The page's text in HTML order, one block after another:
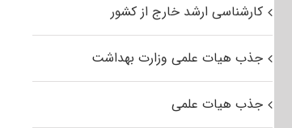
کارشناسی ارشد خارج از کشور
جذب هیات علمی وزارت بهداشت
جذب هیات علمی